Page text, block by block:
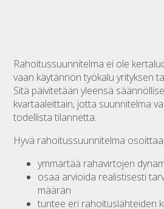
Rahoitussuunnitelma ei ole
vaan käytännön työkalu yrityksen
Sitä päivitetään yleensä
kvartaaleittain, jotta suunnitelma
todellista tilannetta.
Hyvä rahoitussuunnitelma
ymmärtää rahavirtojen
osaa arvioida realistisesti
määrän
tuntee eri rahoituslähteiden